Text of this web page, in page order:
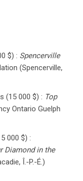
$) : Spencerville
(Spencerville,
(15 000 $) : Top
Ontario Guelph
000 $) :
Diamond in the
Î.-P.-É.)